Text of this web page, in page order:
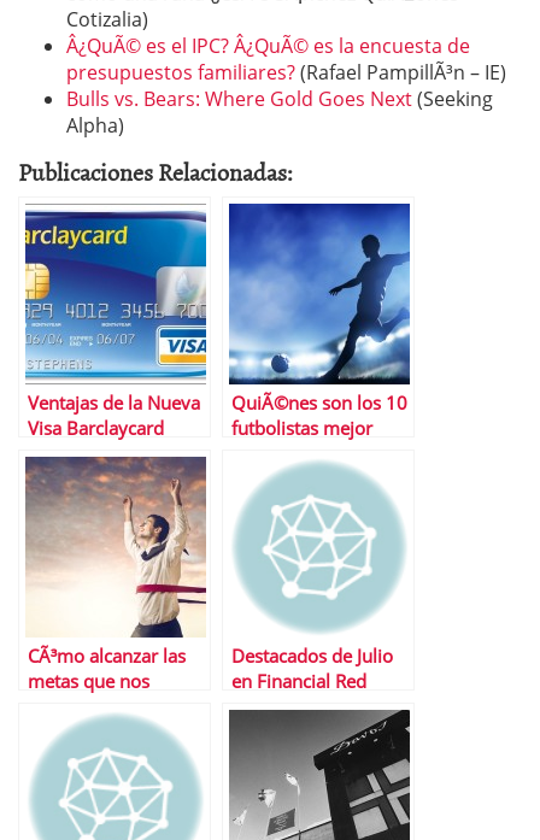
Cotizalia)
Â¿QuÃ© es el IPC? Â¿QuÃ© es la encuesta de
presupuestos familiares?(Rafael PampillÃ³n – IE)
Bulls vs. Bears: Where Gold Goes Next(Seeking
Alpha)
Publicaciones Relacionadas:
Ventajas de la Nueva
Visa Barclaycard
QuiÃ©nes son los 10
futbolistas mejor
CÃ³mo alcanzar las
metas que nos
Destacados de Julio
en Financial Red